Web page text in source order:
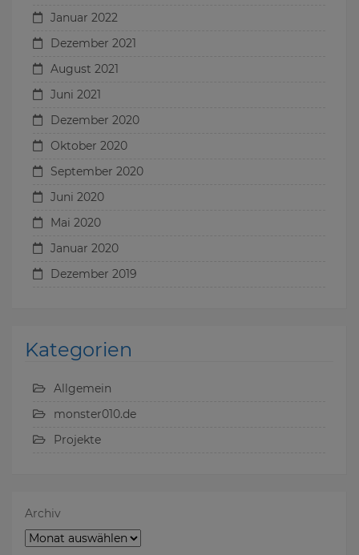
Januar 2022
Dezember 2021
August 2021
Juni 2021
Dezember 2020
Oktober 2020
September 2020
Juni 2020
Mai 2020
Januar 2020
Dezember 2019
Kategorien
Allgemein
monster010.de
Projekte
Archiv